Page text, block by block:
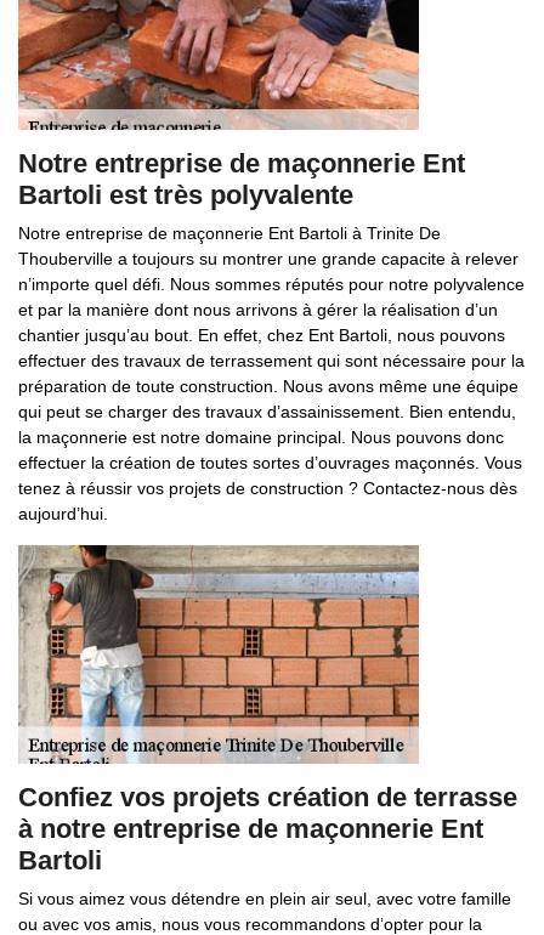
Notre entreprise de maçonnerie Ent
Bartoli est très polyvalente
Notre entreprise de maçonnerie Ent Bartoli à Trinite De
Thouberville a toujours su montrer une grande capacite à relever
n’importe quel défi. Nous sommes réputés pour notre polyvalence
et par la manière dont nous arrivons à gérer la réalisation d’un
chantier jusqu’au bout. En effet, chez Ent Bartoli, nous pouvons
effectuer des travaux de terrassement qui sont nécessaire pour la
préparation de toute construction. Nous avons même une équipe
qui peut se charger des travaux d’assainissement. Bien entendu,
la maçonnerie est notre domaine principal. Nous pouvons donc
effectuer la création de toutes sortes d’ouvrages maçonnés. Vous
tenez à réussir vos projets de construction ? Contactez-nous dès
aujourd’hui.
Confiez vos projets création de terrasse
à notre entreprise de maçonnerie Ent
Bartoli
Si vous aimez vous détendre en plein air seul, avec votre famille
ou avec vos amis, nous vous recommandons d’opter pour la